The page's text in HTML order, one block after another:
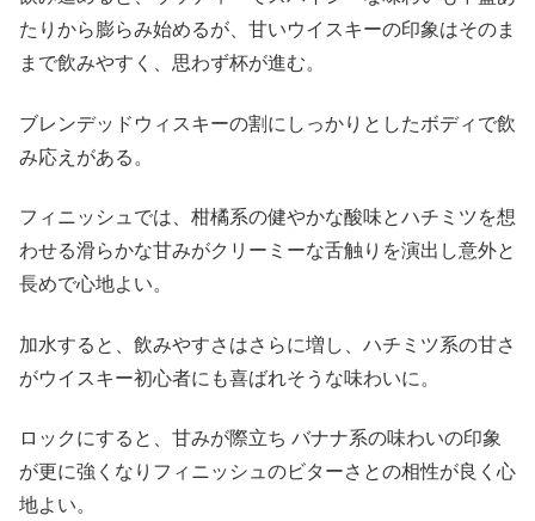
たりから膨らみ始めるが、甘いウイスキーの印象はそのま
まで飲みやすく、思わず杯が進む。
ブレンデッドウィスキーの割にしっかりとしたボディで飲
み応えがある。
フィニッシュでは、柑橘系の健やかな酸味とハチミツを想
わせる滑らかな甘みがクリーミーな舌触りを演出し意外と
長めで心地よい。
加水すると、飲みやすさはさらに増し、ハチミツ系の甘さ
がウイスキー初心者にも喜ばれそうな味わいに。
ロックにすると、甘みが際立ち バナナ系の味わいの印象
が更に強くなりフィニッシュのビターさとの相性が良く心
地よい。